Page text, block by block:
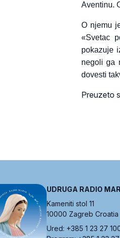
Aventinu.
O njemu
«Svetac
pokazuje
negoli ga
dovesti
Preuzeto
UDRUGA RADIO
Kameniti stol 11
10000 Zagreb Croatia
Ured: +385 1 23 27